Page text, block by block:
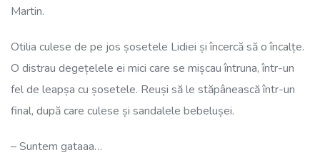
Martin.
Otilia culese de pe jos șosetele Lidiei și încercă să o încalțe.
O distrau degețelele ei mici care se mișcau întruna, într-un
fel de leapșa cu șosetele. Reuși să le stăpânească într-un
final, după care culese și sandalele bebelușei.
– Suntem gataaa…